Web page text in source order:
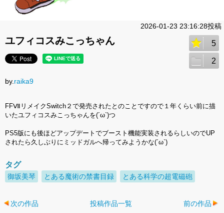
2026-01-23 23:16:28投稿
ユフィコスみこっちゃん 5
2
by. raika9
FFⅦリメイクSwitch２で発売されたとのことですので１年くらい前に描
いたユフィコスみこっちゃんを(´ω`)つ
PS5版にも後ほどアップデートでブースト機能実装されるらしいのでUP
されたら久しぶりにミッドガルへ帰ってみようかな(´ω`)
タグ
御坂美琴 とある魔術の禁書目録 とある科学の超電磁砲
次の作品 投稿作品一覧 前の作品